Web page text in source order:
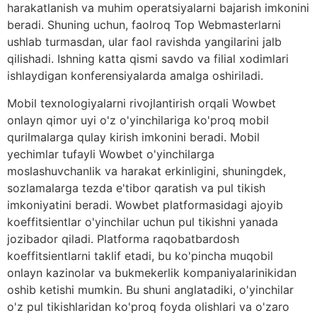
harakatlanish va muhim operatsiyalarni bajarish imkonini
beradi. Shuning uchun, faolroq Top Webmasterlarni
ushlab turmasdan, ular faol ravishda yangilarini jalb
qilishadi. Ishning katta qismi savdo va filial xodimlari
ishlaydigan konferensiyalarda amalga oshiriladi.
Mobil texnologiyalarni rivojlantirish orqali Wowbet
onlayn qimor uyi o'z o'yinchilariga ko'proq mobil
qurilmalarga qulay kirish imkonini beradi. Mobil
yechimlar tufayli Wowbet o'yinchilarga
moslashuvchanlik va harakat erkinligini, shuningdek,
sozlamalarga tezda e'tibor qaratish va pul tikish
imkoniyatini beradi. Wowbet platformasidagi ajoyib
koeffitsientlar o'yinchilar uchun pul tikishni yanada
jozibador qiladi. Platforma raqobatbardosh
koeffitsientlarni taklif etadi, bu ko'pincha muqobil
onlayn kazinolar va bukmekerlik kompaniyalarinikidan
oshib ketishi mumkin. Bu shuni anglatadiki, o'yinchilar
o'z pul tikishlaridan ko'proq foyda olishlari va o'zaro